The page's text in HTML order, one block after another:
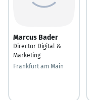
Marcus Bader
Director Digital &
Marketing
Frankfurt am Main